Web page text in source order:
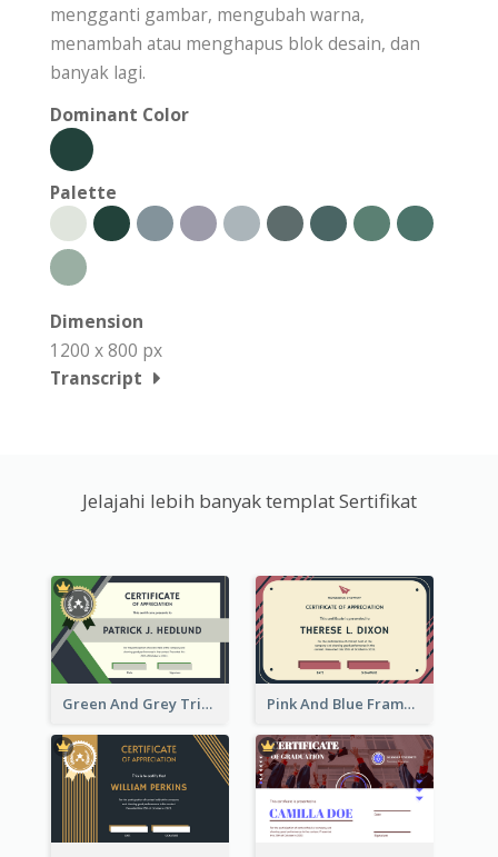
mengganti gambar, mengubah warna,
menambah atau menghapus blok desain, dan
banyak lagi.
Dominant Color
Palette
Dimension
1200 x 800 px
Transcript
Jelajahi lebih banyak templat Sertifikat
Green And Grey Triangles With Badge Certificate Pink And Blue Frame Company Certificate